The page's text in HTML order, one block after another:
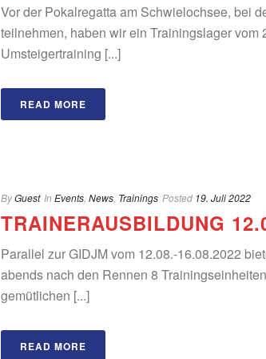
Vor der Pokalregatta am Schwielochsee, bei
teilnehmen, haben wir ein Trainingslager
Umsteigertraining [...]
READ MORE
By Guest In Events, News, Trainings Posted 19. Juli 2022
TRAINERAUSBILDUNG
Parallel zur GIDJM vom 12.08.-16.08.2022
abends nach den Rennen 8
gemütlichen [...]
READ MORE